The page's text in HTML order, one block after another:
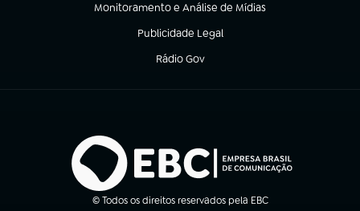
Monitoramento e Análise de Mídias
(abre em nova aba)
Publicidade Legal
(abre em nova aba)
Rádio Gov
(abre em nova aba)
© Todos os direitos reservados pela EBC